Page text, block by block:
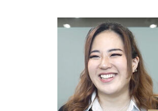
コンピューターラボ（英語）
カウンセリング・サービス
ティーチング＆ラーニングセンター（英語）
テスティング・サービス
学籍登録部（英語）